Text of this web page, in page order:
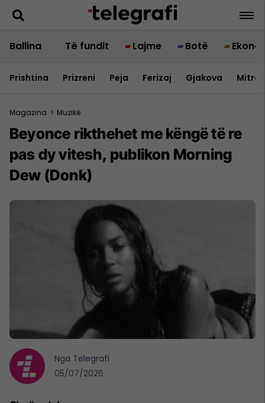
Ballina Të fundit Lajme Botë
Prishtina Prizreni Peja Ferizaj Gjakova
Magazina > Muzikë
Beyonce rikthehet me këngë të re
pas dy vitesh, publikon Morning
Dew (Donk)
Nga Telegrafi
05/07/2026